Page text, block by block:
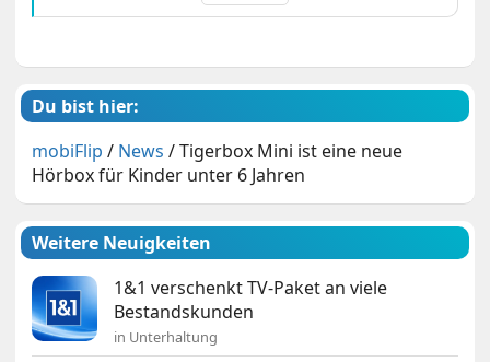
Du bist hier:
mobiFlip / News /Tigerbox Mini ist eine neue
Hörbox für Kinder unter 6 Jahren
Weitere Neuigkeiten
1&1 verschenkt TV-Paket an viele
Bestandskunden
in Unterhaltung